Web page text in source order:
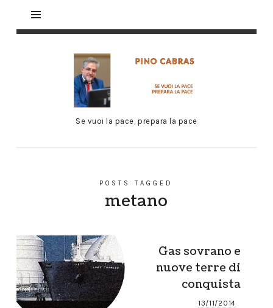
Se vuoi la pace, prepara la pace
POSTS TAGGED
metano
Gas sovrano e
nuove terre di
conquista
13/11/2014